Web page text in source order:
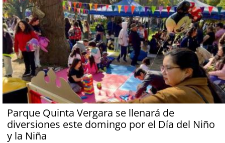
Parque Quinta Vergara se llenará de
diversiones este domingo por el Día del Niño
y la Niña